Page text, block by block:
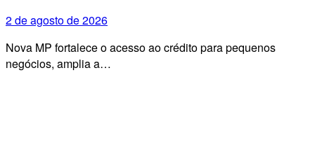
2 de agosto de 2026
Nova MP fortalece o acesso ao crédito para pequenos
negócios, amplia a…